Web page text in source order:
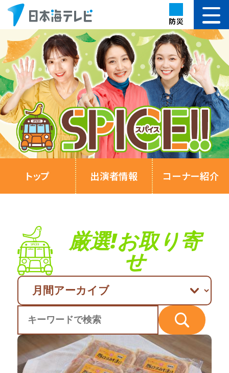
防災
トップ 出演者情報 コーナー紹介
厳選!お取り寄
せ